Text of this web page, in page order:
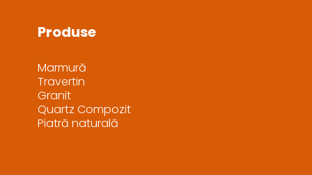
Produse
Marmură
Travertin
Granit
Quartz Compozit
Piatră naturală